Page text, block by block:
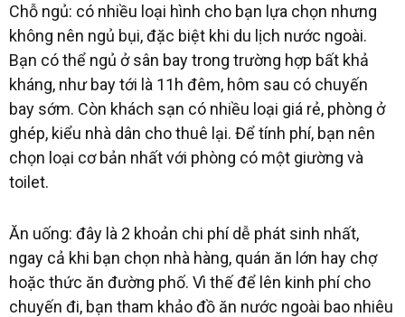
Chỗ ngủ: có nhiều loại hình cho bạn lựa chọn nhưng
không nên ngủ bụi, đặc biệt khi du lịch nước ngoài.
Bạn có thể ngủ ở sân bay trong trường hợp bất khả
kháng, như bay tới là 11h đêm, hôm sau có chuyến
bay sớm. Còn khách sạn có nhiều loại giá rẻ, phòng ở
ghép, kiểu nhà dân cho thuê lại. Để tính phí, bạn nên
chọn loại cơ bản nhất với phòng có một giường và
toilet.
Ăn uống: đây là 2 khoản chi phí dễ phát sinh nhất,
ngay cả khi bạn chọn nhà hàng, quán ăn lớn hay chợ
hoặc thức ăn đường phố. Vì thế để lên kinh phí cho
chuyến đi, bạn tham khảo đồ ăn nước ngoài bao nhiêu